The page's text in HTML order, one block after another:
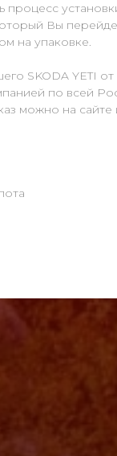
процесс
Вы
на упаковке.
SKODA YETI
по всей
можно на сайте